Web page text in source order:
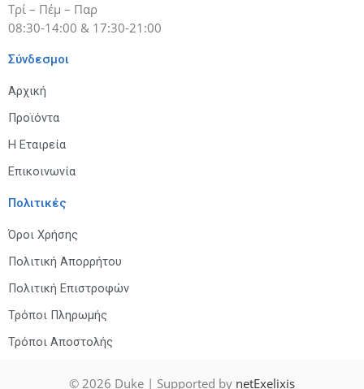
Τρί – Πέμ – Παρ
08:30-14:00 & 17:30-21:00
Σύνδεσμοι
Αρχική
Προϊόντα
Η Εταιρεία
Επικοινωνία
Πολιτικές
Όροι Χρήσης
Πολιτική Απορρήτου
Πολιτική Επιστροφών
Τρόποι Πληρωμής
Τρόποι Αποστολής
© 2026 Duke | Supported by netExelixis